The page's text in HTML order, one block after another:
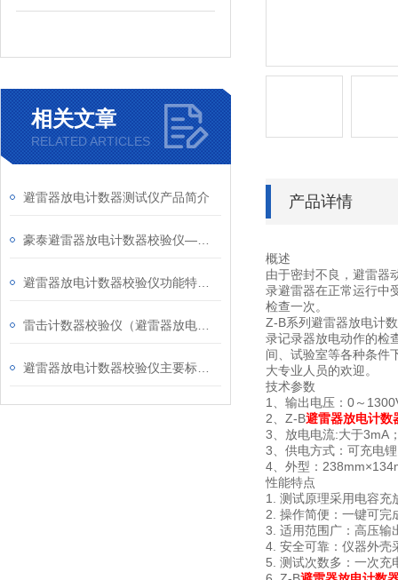
相关文章
RELATED ARTICLES
避雷器放电计数器测试仪产品简介 产品详情
概述
由于密封不良，避雷器
录避雷器在正常运行中
检查一次。
Z-B系列避雷器放电计
录记录器放电动作的检
间、试验室等各种条件
大专业人员的欢迎。
技术参数
1、输出电压：0～
2、Z-B避雷器放电计数
3、放电电流:大于3mA
3、供电方式：可充电
4、外型：
性能特点
1. 测试原理采用电容充
2. 操作简便：一键可完
3. 适用范围广：高压输
4. 安全可靠：仪器外壳
5. 测试次数多：一次充